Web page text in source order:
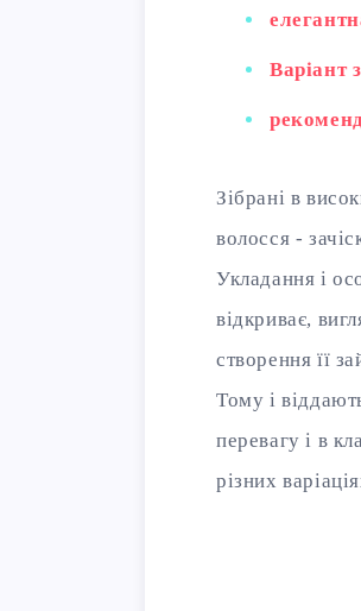
Варіант
Зібрані в
волосся -
Укладання і
відкриває,
створення її
Тому і
перевагу і в
різних